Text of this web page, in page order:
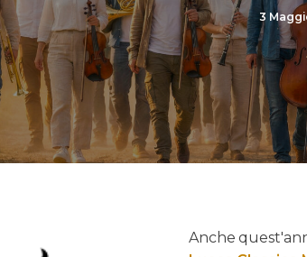
3
Anche